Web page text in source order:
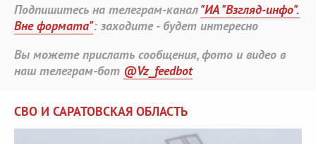
Подпишитесь на телеграм-канал"ИА "Взгляд-инфо".
Вне формата": заходите - будет интересно
Вы можете прислать сообщения, фото и видео в
наш телеграм-бот @Vz_feedbot
СВО И САРАТОВСКАЯ ОБЛАСТЬ